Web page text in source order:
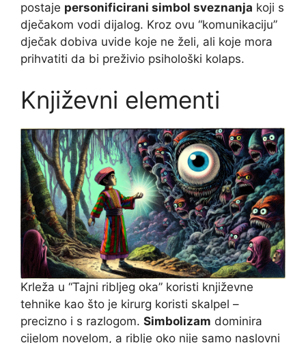
postaje personificirani simbol sveznanja koji s
dječakom vodi dijalog. Kroz ovu “komunikaciju”
dječak dobiva uvide koje ne želi, ali koje mora
prihvatiti da bi preživio psihološki kolaps.
Književni elementi
Krleža u “Tajni ribljeg oka” koristi književne
tehnike kao što je kirurg koristi skalpel –
precizno i s razlogom. Simbolizam dominira
cijelom novelom, a riblje oko nije samo naslovni